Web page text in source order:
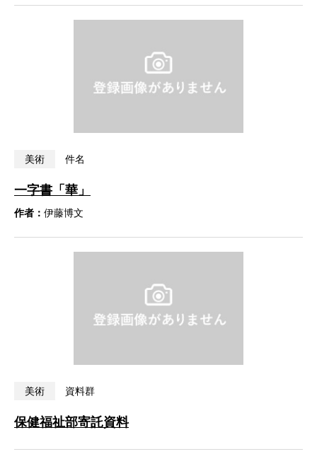
美術 件名
一字書「華」
作者： 伊藤博文
美術 資料群
保健福祉部寄託資料